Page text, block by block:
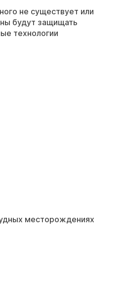
не существует или
будут защищать
технологии
месторождениях